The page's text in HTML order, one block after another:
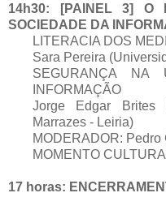
14h30: [PAINEL 3] O
SOCIEDADE DA
LITERACIA DOS
Sara Pereira
SEGURANÇA NA
INFORMAÇÃO
Jorge Edgar Brites
Marrazes - Leiria)
MODERADOR:
MOMENTO
17 horas: